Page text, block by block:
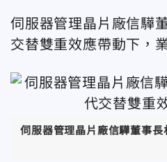
伺服器管理晶片廠信驊
交替雙重效應帶動下，
伺服器管理晶片廠信驊董事